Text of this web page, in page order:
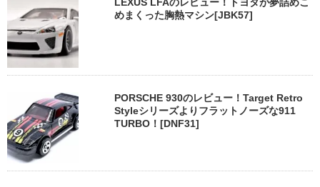
めまくった胸熱マシン[JBK57]
PORSCHE 930のレビュー！Target Retro
Styleシリーズよりフラットノーズな911
TURBO！[DNF31]